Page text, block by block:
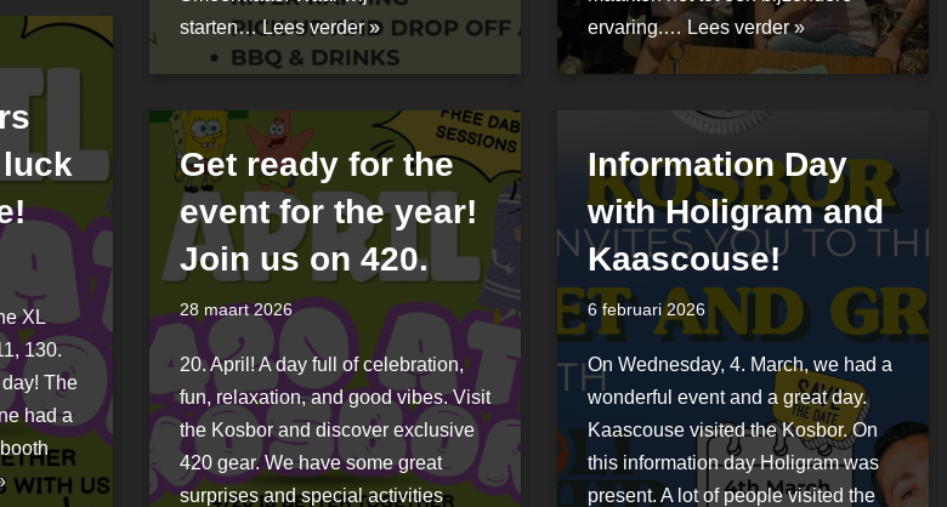
starten…Lees verder »
ervaring.… Lees verder »
XL
130.
The
had a
Get ready for the
event for the year!
Join us on 420.
28 maart 2026
20. April! A day full of celebration,
fun, relaxation, and good vibes. Visit
the Kosbor and discover exclusive
420 gear. We have some great
surprises and special activities
Information Day
with Holigram and
Kaascouse!
6 februari 2026
On Wednesday, 4. March, we had a
wonderful event and a great day.
Kaascouse visited the Kosbor. On
this information day Holigram was
present. A lot of people visited the